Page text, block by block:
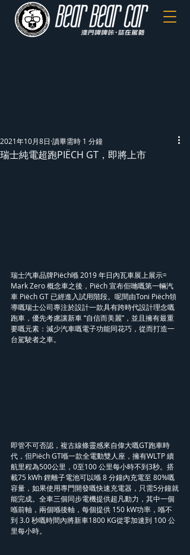
瑞士純電超跑PIËCH GT，即將上市
2021年10月8日 讀畢需時 1 分鐘
瑞士汽車品牌Piëch喺 2019 年日內瓦車展上展示=
Mark Zero 概念車之後，Piëch 宣布佢哋嘅第一輛汽
車 Piëch GT 已經進入試用階段。呢間由Toni Piëch領
導嘅瑞士公司專注於設計一款具有跨時代設計理念嘅
跑車，優先考慮讓新車 “自信而美麗”，並且擁有最重
要嘅元素：減少汽車嘅電子功能同花巧，從而打造一
台駕駛者之車。
即管不可否認，複古線條靈感來自偉大嘅GT跑車時
代，但Piëch GT喺一款全電動雙人座，擁有WLTP 續
航里程為500公里，0至100 公里每小時不到3秒。搭
載75 kWh 鋰離子電池可以喺 8 分鐘內充電至 80%嘅
容量，如果使用專門開發嘅快速充電器，只需5分鐘就
能完成。全車三個同步電機提供超凡動力，其中一個
喺前軸，兩個喺後軸，每個提供 150 kW功率，喺不
到 3.0 秒嘅時間內將新車1800 KG從零加速到 100 公
里每小時。